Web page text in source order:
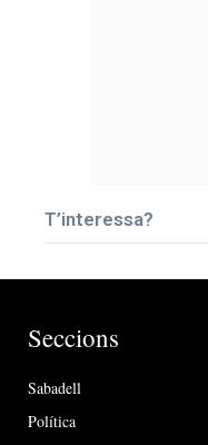
T’interessa?
Seccions
Sabadell
Política